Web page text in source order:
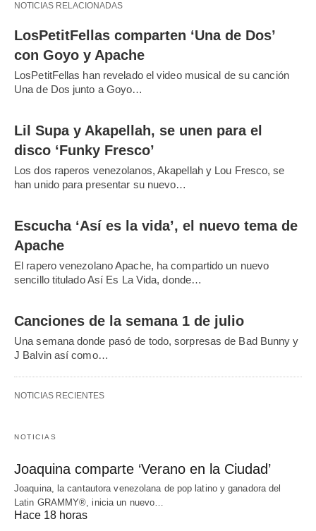
NOTICIAS RELACIONADAS
LosPetitFellas comparten ‘Una de Dos’
con Goyo y Apache
LosPetitFellas han revelado el video musical de su canción
Una de Dos junto a Goyo…
Lil Supa y Akapellah, se unen para el
disco ‘Funky Fresco’
Los dos raperos venezolanos, Akapellah y Lou Fresco, se
han unido para presentar su nuevo…
Escucha ‘Así es la vida’, el nuevo tema de
Apache
El rapero venezolano Apache, ha compartido un nuevo
sencillo titulado Así Es La Vida, donde…
Canciones de la semana 1 de julio
Una semana donde pasó de todo, sorpresas de Bad Bunny y
J Balvin así como…
NOTICIAS RECIENTES
NOTICIAS
Joaquina comparte ‘Verano en la Ciudad’
Joaquina, la cantautora venezolana de pop latino y ganadora del
Latin GRAMMY®, inicia un nuevo…
Hace 18 horas